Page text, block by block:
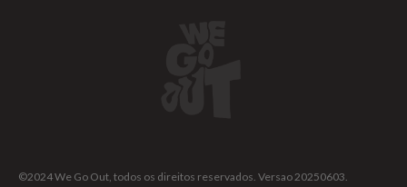
©2024 We Go Out, todos os direitos reservados. Versao 20250603.